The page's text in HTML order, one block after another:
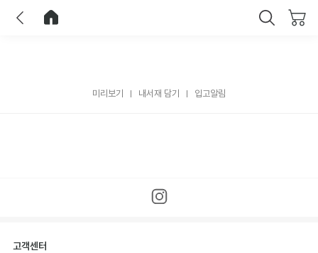
미리보기 내서재 담기 입고알림
고객센터